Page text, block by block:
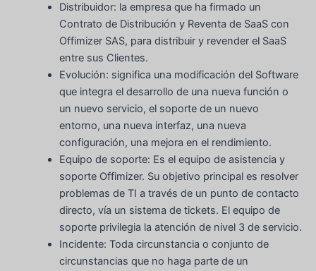
Distribuidor: la empresa que ha firmado un
Contrato de Distribución y Reventa de SaaS con
Offimizer SAS, para distribuir y revender el SaaS
entre sus Clientes.
Evolución: significa una modificación del Software
que integra el desarrollo de una nueva función o
un nuevo servicio, el soporte de un nuevo
entorno, una nueva interfaz, una nueva
configuración, una mejora en el rendimiento.
Equipo de soporte: Es el equipo de asistencia y
soporte Offimizer. Su objetivo principal es resolver
problemas de TI a través de un punto de contacto
directo, vía un sistema de tickets. El equipo de
soporte privilegia la atención de nivel 3 de servicio.
Incidente: Toda circunstancia o conjunto de
circunstancias que no haga parte de un